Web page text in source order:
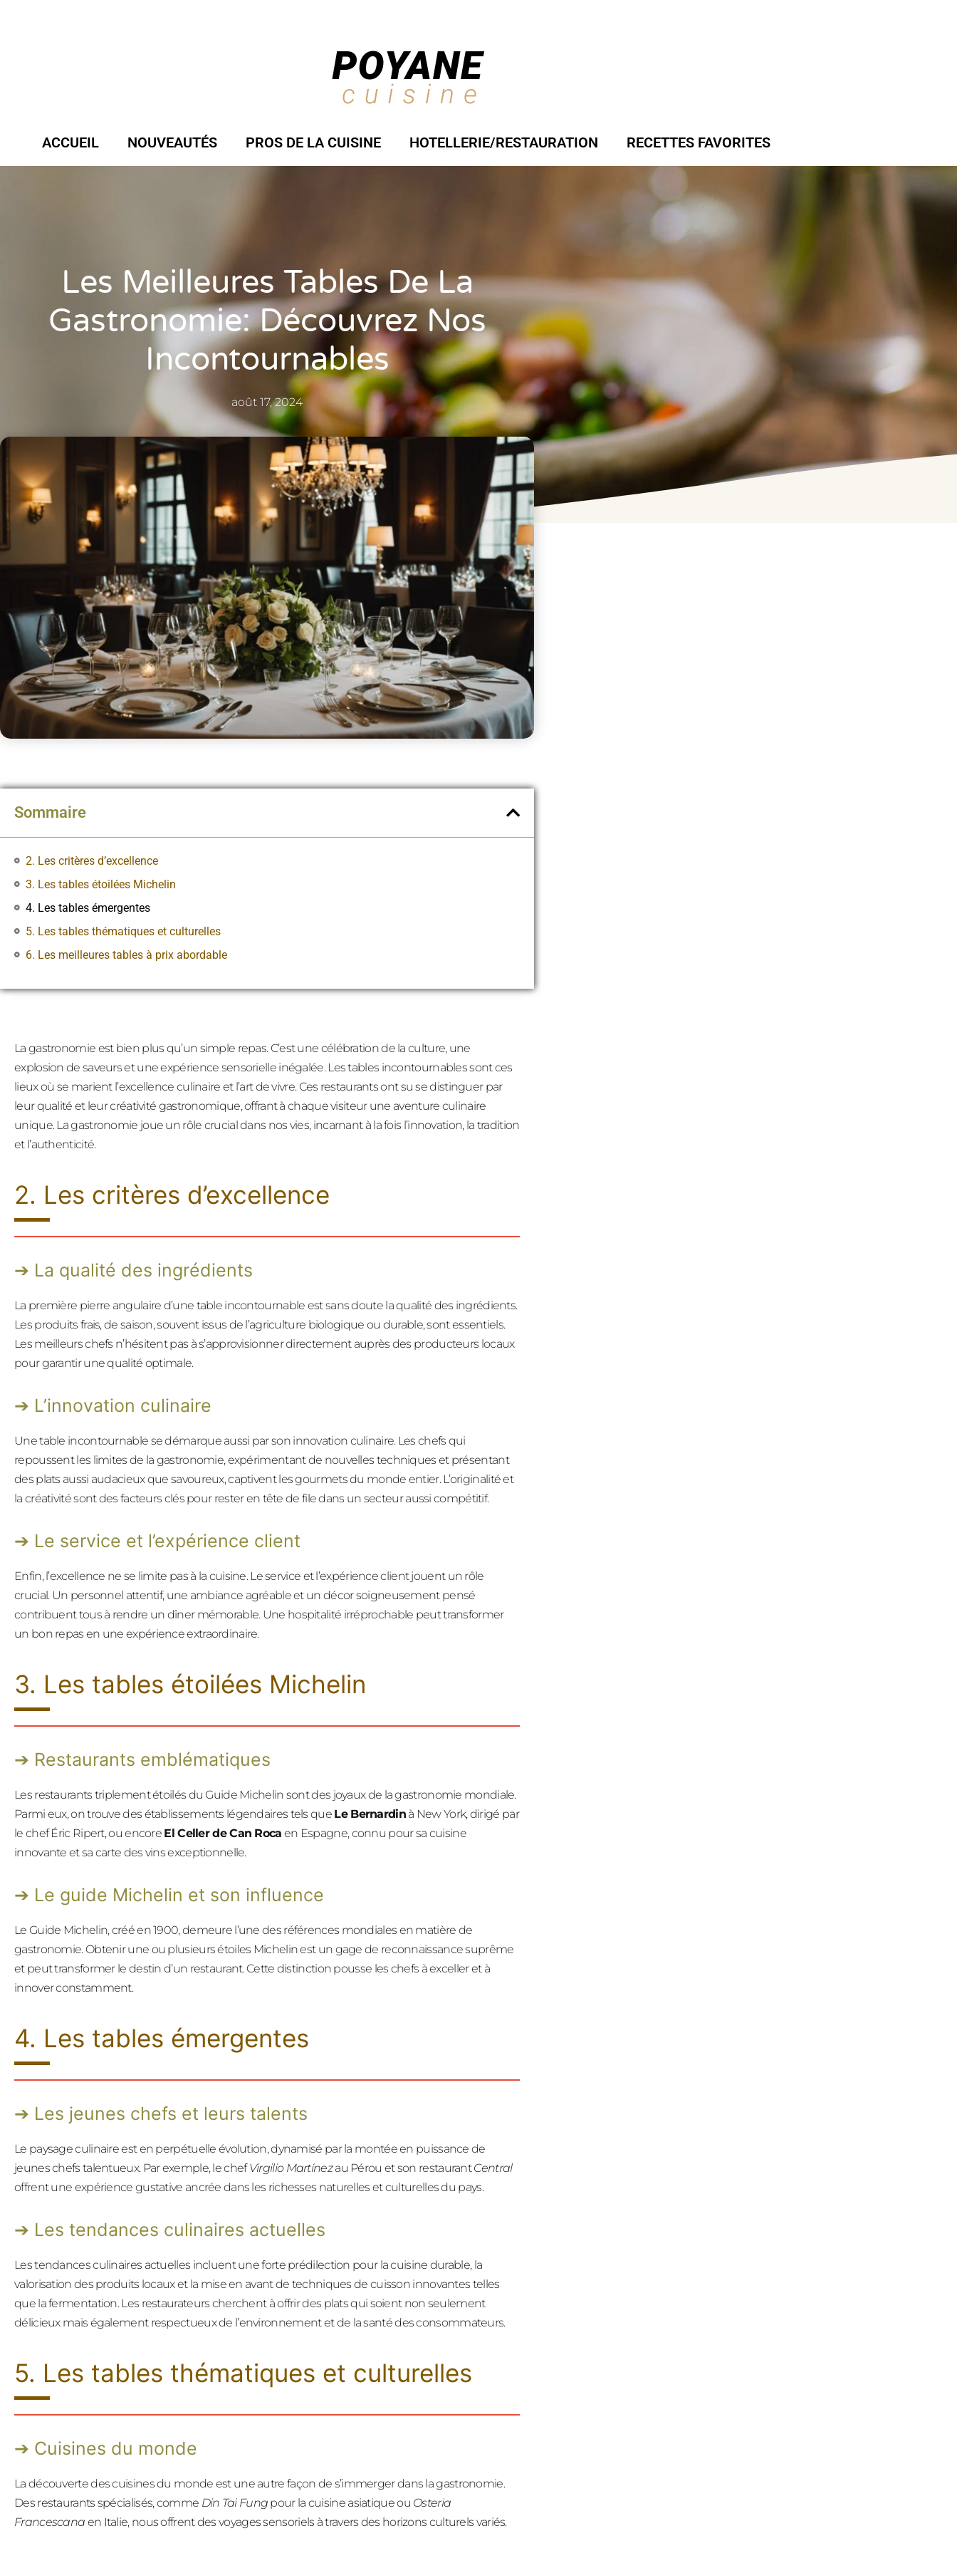
ACCUEIL NOUVEAUTÉS PROS DE LA CUISINE HOTELLERIE/RESTAURATION RECETTES FAVORITES
Les Meilleures Tables De La
Gastronomie: Découvrez Nos
Incontournables
août 17, 2024
Sommaire
2. Les critères d’excellence
3. Les tables étoilées Michelin
4. Les tables émergentes
5. Les tables thématiques et culturelles
6. Les meilleures tables à prix abordable
La gastronomie est bien plus qu’un simple repas. C’est une célébration de la culture, une
explosion de saveurs et une expérience sensorielle inégalée. Les tables incontournables sont ces
lieux où se marient l’excellence culinaire et l’art de vivre. Ces restaurants ont su se distinguer par
leur qualité et leur créativité gastronomique, offrant à chaque visiteur une aventure culinaire
unique. La gastronomie joue un rôle crucial dans nos vies, incarnant à la fois l’innovation, la tradition
et l’authenticité.
2. Les critères d’excellence
La qualité des ingrédients
La première pierre angulaire d’une table incontournable est sans doute la qualité des ingrédients.
Les produits frais, de saison, souvent issus de l’agriculture biologique ou durable, sont essentiels.
Les meilleurs chefs n’hésitent pas à s’approvisionner directement auprès des producteurs locaux
pour garantir une qualité optimale.
L’innovation culinaire
Une table incontournable se démarque aussi par son innovation culinaire. Les chefs qui
repoussent les limites de la gastronomie, expérimentant de nouvelles techniques et présentant
des plats aussi audacieux que savoureux, captivent les gourmets du monde entier. L’originalité et
la créativité sont des facteurs clés pour rester en tête de file dans un secteur aussi compétitif.
Le service et l’expérience client
Enfin, l’excellence ne se limite pas à la cuisine. Le service et l’expérience client jouent un rôle
crucial. Un personnel attentif, une ambiance agréable et un décor soigneusement pensé
contribuent tous à rendre un dîner mémorable. Une hospitalité irréprochable peut transformer
un bon repas en une expérience extraordinaire.
3. Les tables étoilées Michelin
Restaurants emblématiques
Les restaurants triplement étoilés du Guide Michelin sont des joyaux de la gastronomie mondiale.
Parmi eux, on trouve des établissements légendaires tels que Le Bernardinà New York, dirigé par
le chef Éric Ripert, ou encore El Celler de Can Roca en Espagne, connu pour sa cuisine
innovante et sa carte des vins exceptionnelle.
Le guide Michelin et son influence
Le Guide Michelin, créé en 1900, demeure l’une des références mondiales en matière de
gastronomie. Obtenir une ou plusieurs étoiles Michelin est un gage de reconnaissance suprême
et peut transformer le destin d’un restaurant. Cette distinction pousse les chefs à exceller et à
innover constamment.
4. Les tables émergentes
Les jeunes chefs et leurs talents
Le paysage culinaire est en perpétuelle évolution, dynamisé par la montée en puissance de
jeunes chefs talentueux. Par exemple, le chefVirgilio Martínezau Pérou et son restaurantCentral
offrent une expérience gustative ancrée dans les richesses naturelles et culturelles du pays.
Les tendances culinaires actuelles
Les tendances culinaires actuelles incluent une forte prédilection pour la cuisine durable, la
valorisation des produits locaux et la mise en avant de techniques de cuisson innovantes telles
que la fermentation. Les restaurateurs cherchent à offrir des plats qui soient non seulement
délicieux mais également respectueux de l’environnement et de la santé des consommateurs.
5. Les tables thématiques et culturelles
Cuisines du monde
La découverte des cuisines du monde est une autre façon de s’immerger dans la gastronomie.
Des restaurants spécialisés, comme Din Tai Fung pour la cuisine asiatique ou Osteria
Francescana en Italie, nous offrent des voyages sensoriels à travers des horizons culturels variés.